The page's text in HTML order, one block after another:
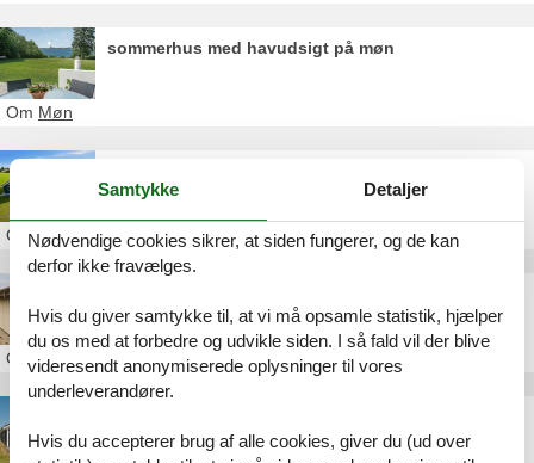
sommerhus med havudsigt på møn
Om Møn
OmMøn
Om Møn
Samtykke Detaljer
Nødvendige cookies sikrer, at siden fungerer, og de kan
derfor ikke fravælges.
Hvis du giver samtykke til, at vi må opsamle statistik, hjælper
du os med at forbedre og udvikle siden. I så fald vil der blive
videresendt anonymiserede oplysninger til vores
underleverandører.
Hvis du accepterer brug af alle cookies, giver du (ud over